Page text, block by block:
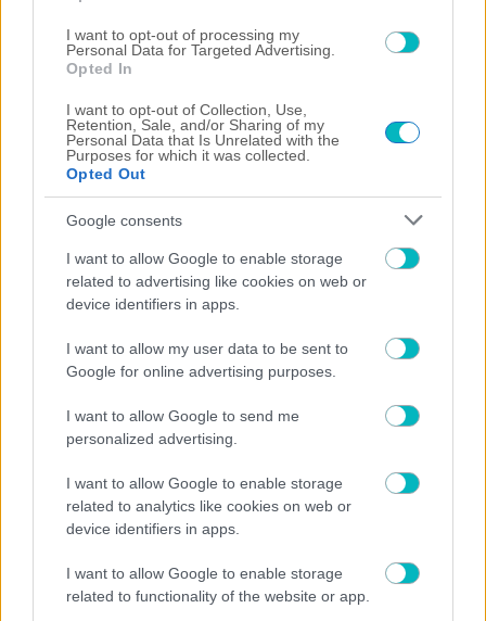
I want to opt-out of processing my
Personal Data for Targeted Advertising.
Opted In
I want to opt-out of Collection, Use,
Retention, Sale, and/or Sharing of my
Personal Data that Is Unrelated with the
Purposes for which it was collected.
Opted Out
Google consents
I want to allow Google to enable storage
related to advertising like cookies on web or
device identifiers in apps.
I want to allow my user data to be sent to
Google for online advertising purposes.
I want to allow Google to send me
personalized advertising.
I want to allow Google to enable storage
related to analytics like cookies on web or
device identifiers in apps.
I want to allow Google to enable storage
related to functionality of the website or app.
Video
Watch on
firefighters battle wildfire for fourth day
ΔΙΕΘΝΗ
Η Άντερλεχτ ξέρανε στην Τούμπα τον ΠΑΟΚ (0-1)